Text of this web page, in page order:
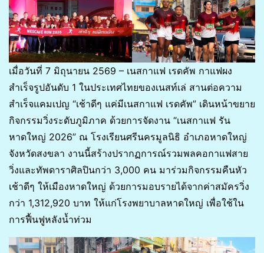
เมื่อวันที่ 7 มิถุนายน 2569 – เนสกาแฟ เรดคัพ กาแฟผง
สำเร็จรูปอันดับ 1 ในประเทศไทยของเนสท์เล่ สานต่อความ
สำเร็จแคมเปญ “เช้าดีๆ แค่มีเนสกาแฟ เรดคัพ” เดินหน้าขยาย
กิจกรรมวิ่งระดับภูมิภาค ด้วยการจัดงาน “เนสกาแฟ รัน
หาดใหญ่ 2026” ณ โรงเรียนศรีนครมูลนิธิ อำเภอหาดใหญ่
จังหวัดสงขลา งานนี้สร้างปรากฏการณ์รวมพลคอกาแฟสาย
วิ่งและทัพดาราศิลปินกว่า 3,000 คน มาร่วมกิจกรรมคืนหัว
เช้าดีๆ ให้เมืองหาดใหญ่ ด้วยการมอบรายได้จากค่าสมัครวิ่ง
กว่า 1,312,920 บาท ให้แก่โรงพยาบาลหาดใหญ่ เพื่อใช้ใน
การฟื้นฟูหลังน้ำท่วม